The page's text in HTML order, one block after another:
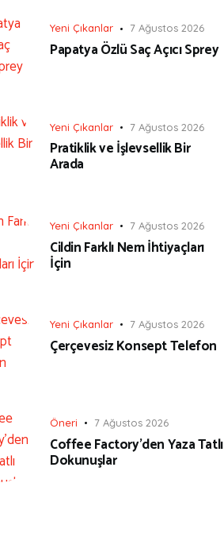
Yeni Çıkanlar 7 Ağustos 2026
Papatya Özlü Saç Açıcı Sprey
Yeni Çıkanlar 7 Ağustos 2026
Pratiklik ve İşlevsellik Bir
Arada
Yeni Çıkanlar 7 Ağustos 2026
Cildin Farklı Nem İhtiyaçları
İçin
Yeni Çıkanlar 7 Ağustos 2026
Çerçevesiz Konsept Telefon
Öneri 7 Ağustos 2026
Coffee Factory’den Yaza Tatlı
Dokunuşlar